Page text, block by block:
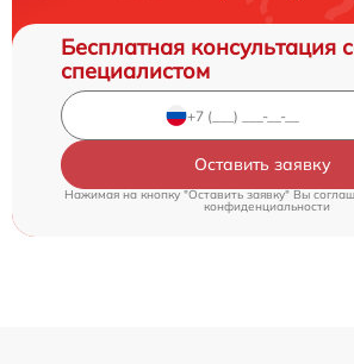
Бесплатная консультация
специалистом
Оставить заявку
Нажимая на кнопку "Оставить заявку" Вы
конфиденциальности